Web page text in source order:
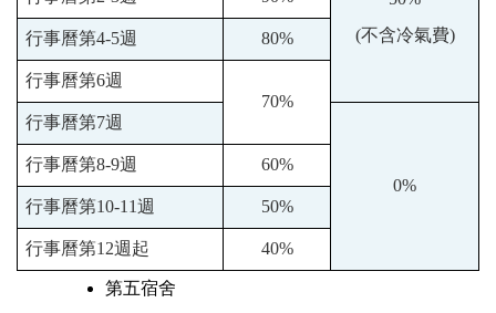
(不含冷氣費)
行事曆第4-5週 80%
行事曆第6週
70%
行事曆第7週
0%
行事曆第8-9週 60%
行事曆第10-11週 50%
行事曆第12週 起 40%
第五宿舍